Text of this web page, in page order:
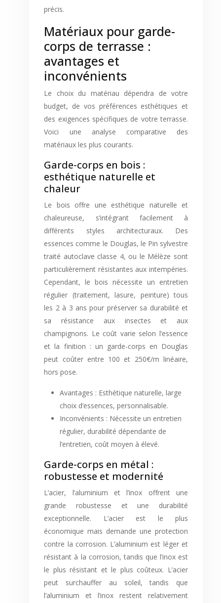
précis.
Matériaux pour garde-
corps de terrasse :
avantages et
inconvénients
Le choix du matériau dépendra de votre
budget, de vos préférences esthétiques et
des exigences spécifiques de votre terrasse.
Voici une analyse comparative des
matériaux les plus courants.
Garde-corps en bois :
esthétique naturelle et
chaleur
Le bois offre une esthétique naturelle et
chaleureuse, s’intégrant facilement à
différents styles architecturaux. Des
essences comme le Douglas, le Pin sylvestre
traité autoclave classe 4, ou le Mélèze sont
particulièrement résistantes aux intempéries.
Cependant, le bois nécessite un entretien
régulier (traitement, lasure, peinture) tous
les 2 à 3 ans pour préserver sa durabilité et
sa résistance aux insectes et aux
champignons. Le coût varie selon l’essence
et la finition : un garde-corps en Douglas
peut coûter entre 100 et 250€/m linéaire,
hors pose.
Avantages : Esthétique naturelle, large
choix d’essences, personnalisable.
Inconvénients : Nécessite un entretien
régulier, durabilité dépendante de
l’entretien, coût moyen à élevé.
Garde-corps en métal :
robustesse et modernité
L’acier, l’aluminium et l’inox offrent une
grande robustesse et une durabilité
exceptionnelle. L’acier est le plus
économique mais demande une protection
contre la corrosion. L’aluminium est léger et
résistant à la corrosion, tandis que l’inox est
le plus résistant et le plus coûteux. L’acier
peut surchauffer au soleil, tandis que
l’aluminium et l’inox restent relativement